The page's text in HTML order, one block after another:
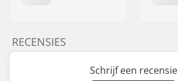
RECENSIES
Schrijf een recensie